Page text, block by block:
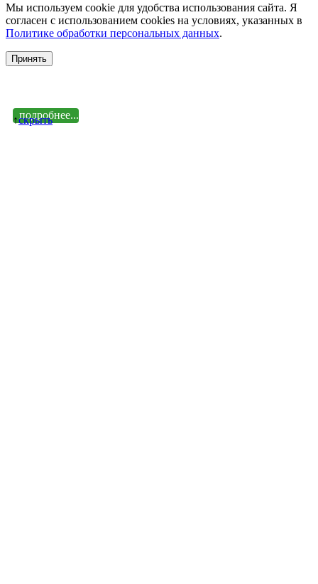
подробнее...
↑cкрыть
Мы используем cookie для удобства использования сайта. Я
согласен с использованием cookies на условиях, указанных в
Политике обработки персональных данных.
Принять